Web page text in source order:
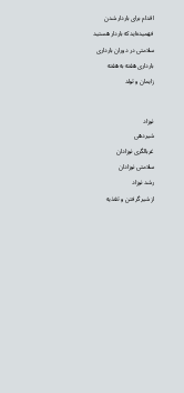
نوزاد
شیردهی
غربالگری نوزادان
سلامتی نوزادان
رشد نوزاد
از شیر گرفتن و تغذیه
اقدام برای باردار شدن
فهمیده‌اید که باردار هستید
سلامتی در دوران بارداری
بارداری هفته به هفته
زایمان و تولد